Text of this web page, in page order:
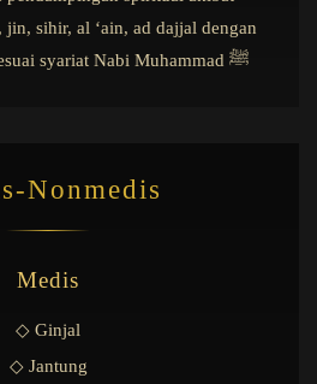
jin, sihir, al ‘ain, ad dajjal dengan
pendekatan Islami sesuai syariat Nabi Muhammad ﷺ
Nonmedis
Medis
◇ Ginjal
◇ Jantung